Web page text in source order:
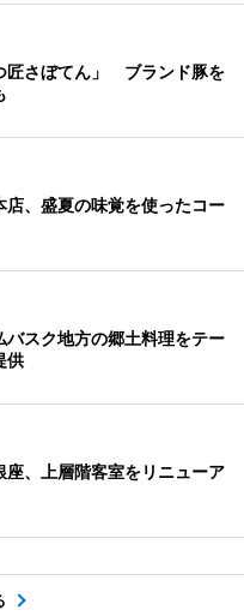
匠さぼてん」 ブランド豚を
店、盛夏の味覚を使ったコー
バスク地方の郷土料理をテー
供
座、上層階客室をリニューア